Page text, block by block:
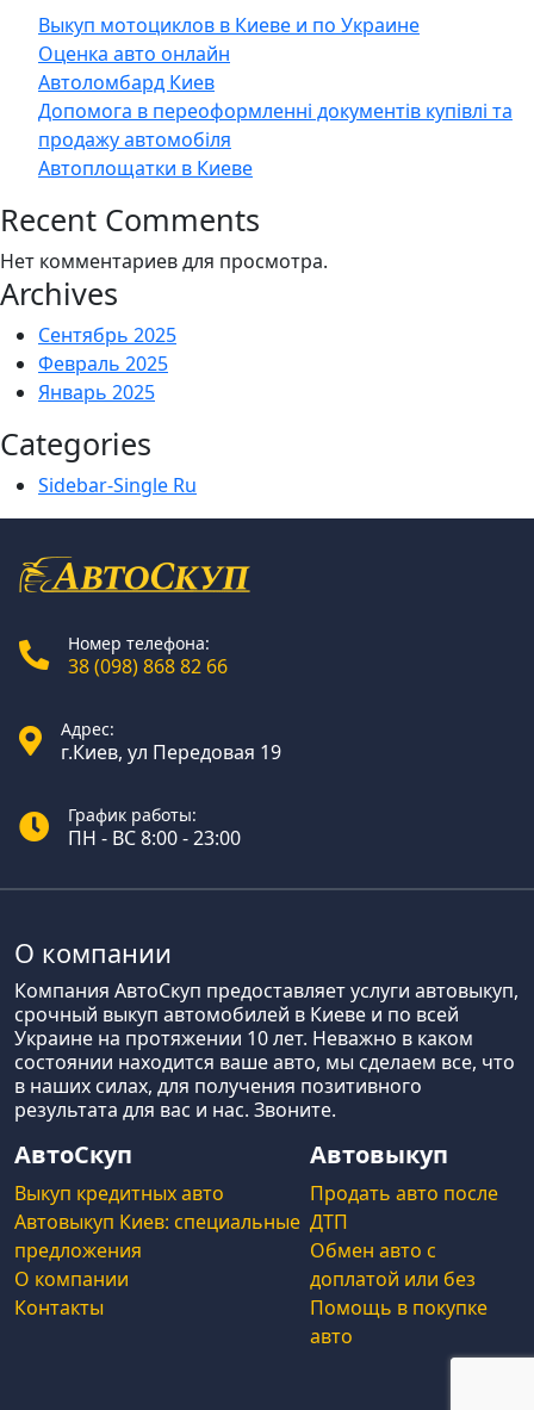
Выкуп мотоциклов в Киеве и по Украине
Оценка авто онлайн
Автоломбард Киев
Допомога в переоформленні документів купівлі та
продажу автомобіля
Автоплощатки в Киеве
Recent Comments
Нет комментариев для просмотра.
Archives
Сентябрь 2025
Февраль 2025
Январь 2025
Categories
Sidebar-Single Ru
Номер телефона:
38 (098) 868 82 66
Адрес:
г.Киев, ул Передовая 19
График работы:
ПН - ВС 8:00 - 23:00
О компании
Компания АвтоСкуп предоставляет услуги автовыкуп,
срочный выкуп автомобилей в Киеве и по всей
Украине на протяжении 10 лет. Неважно в каком
состоянии находится ваше авто, мы сделаем все, что
в наших силах, для получения позитивного
результата для вас и нас. Звоните.
АвтоСкуп
Выкуп кредитных авто
Автовыкуп Киев: специальные
предложения
О компании
Контакты
Автовыкуп
Продать авто после
ДТП
Обмен авто с
доплатой или без
Помощь в покупке
авто